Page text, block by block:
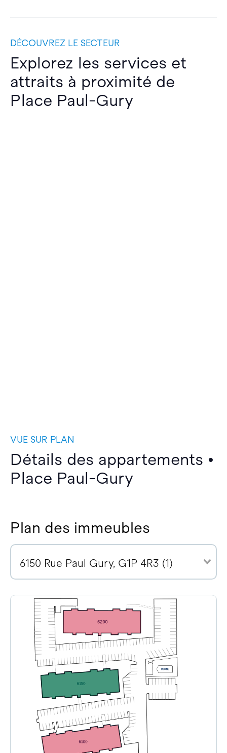
DÉCOUVREZ LE SECTEUR
Explorez les services et
attraits à proximité de
Place Paul-Gury
VUE SUR PLAN
Détails des appartements •
Place Paul-Gury
Plan des immeubles
6150 Rue Paul Gury, G1P 4R3 (1)